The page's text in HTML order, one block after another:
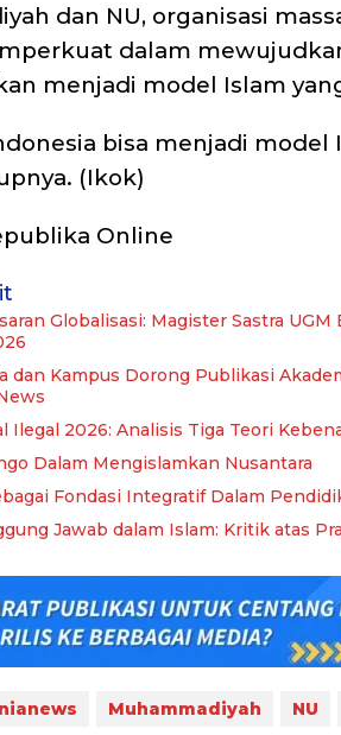
dan NU, organisasi
dalam
menjadi model Islam
bisa menjadi
(Ikok)
Online
Globalisasi: Magister Sastra
dan Kampus Dorong Publikasi
Ilegal 2026: Analisis Tiga Teori
Dalam Mengislamkan Nusantara
Fondasi Integratif Dalam
Jawab dalam Islam: Kritik atas
Muhammadiyah NU